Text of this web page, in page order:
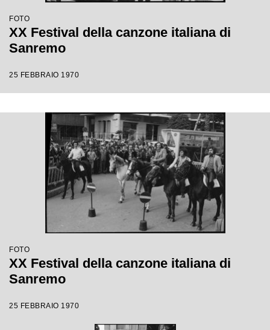
FOTO
XX Festival della canzone italiana di
Sanremo
25 FEBBRAIO 1970
FOTO
XX Festival della canzone italiana di
Sanremo
25 FEBBRAIO 1970